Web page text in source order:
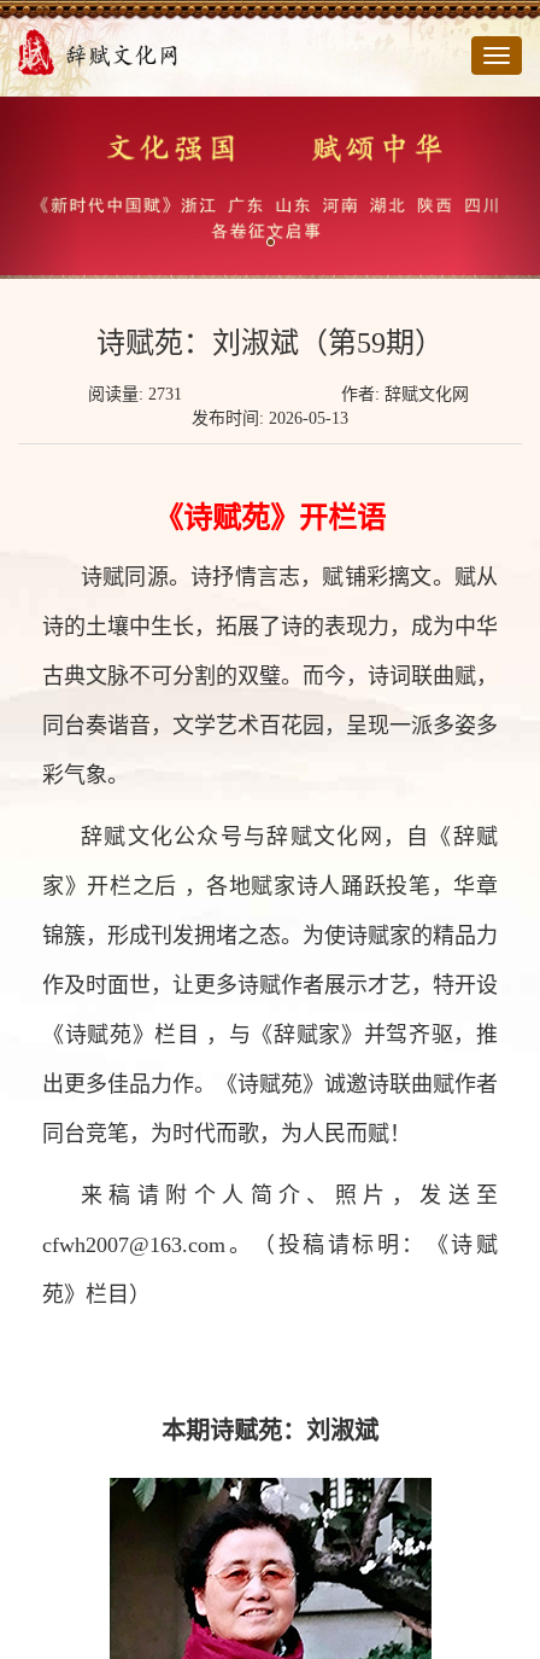
切
诗赋苑：刘淑斌（第59期）
阅读量: 2731
作者: 辞赋文化网
发布时间: 2026-05-13
《诗赋苑》开栏语
诗赋同源。诗抒情言志，赋铺彩摛文。赋从
诗的土壤中生长，拓展了诗的表现力，成为中华
古典文脉不可分割的双璧。而今，诗词联曲赋，
同台奏谐音，文学艺术百花园，呈现一派多姿多
彩气象。
辞赋文化公众号与辞赋文化网，自《辞赋
家》开栏之后 ，各地赋家诗人踊跃投笔，华章
锦簇，形成刊发拥堵之态。为使诗赋家的精品力
作及时面世，让更多诗赋作者展示才艺，特开设
《诗赋苑》栏目 ，与《辞赋家》并驾齐驱，推
出更多佳品力作。《诗赋苑》诚邀诗联曲赋作者
同台竞笔，为时代而歌，为人民而赋！
来稿请附个人简介、照片，发送至
cfwh2007@163.com。（投稿请标明：《诗赋
苑》栏目）
本期诗赋苑：刘淑斌